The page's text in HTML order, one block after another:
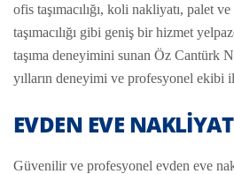
ofis taşımacılığı, koli nakliyatı, palet ve
taşımacılığı gibi geniş bir hizmet
taşıma deneyimini sunan Öz Cantürk
yılların deneyimi ve profesyonel ekibi
EVDEN EVE NAKLIYAT
Güvenilir ve profesyonel evden eve